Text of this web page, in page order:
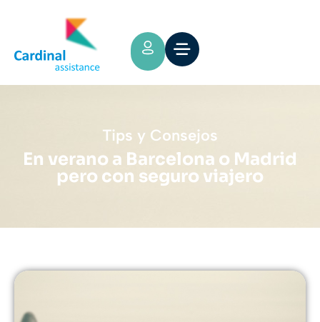
Tips y Consejos
En verano a Barcelona o Madrid
pero con seguro viajero